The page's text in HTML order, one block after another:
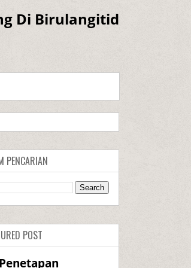
Di Birulangitid
PENCARIAN
POST